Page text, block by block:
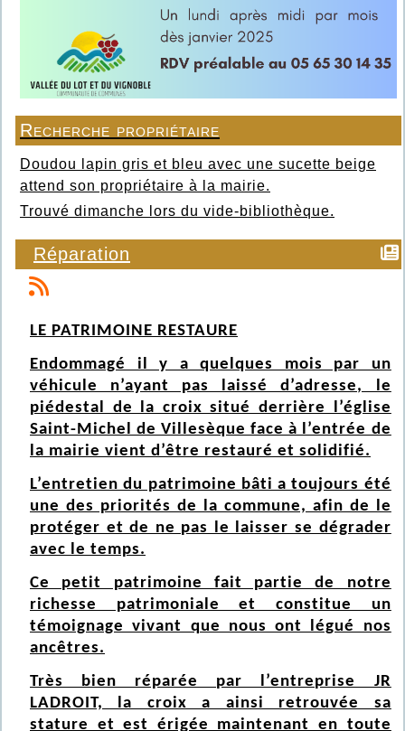
Recherche propriétaire
Doudou lapin gris et bleu avec une sucette beige
attend son propriétaire à la mairie.
Trouvé dimanche lors du vide-bibliothèque.
Réparation
LE PATRIMOINE RESTAURE
Endommagé il y a quelques mois par un
véhicule n’ayant pas laissé d’adresse, le
piédestal de la croix situé derrière l’église
Saint-Michel de Villesèque face à l’entrée de
la mairie vient d’être restauré et solidifié.
L’entretien du patrimoine bâti a toujours été
une des priorités de la commune, afin de le
protéger et de ne pas le laisser se dégrader
avec le temps.
Ce petit patrimoine fait partie de notre
richesse patrimoniale et constitue un
témoignage vivant que nous ont légué nos
ancêtres.
Très bien réparée par l’entreprise JR
LADROIT, la croix a ainsi retrouvée sa
stature et est érigée maintenant en toute